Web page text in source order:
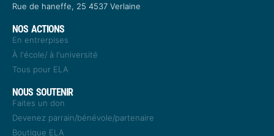
Rue de haneffe, 25 4537 Verlaine
NOS ACTIONS
En entrerpises
À l'école/ à l'université
Tous pour ELA
NOUS SOUTENIR
Faites un don
Devenez parrain/bénévole/partenaire
Boutique ELA